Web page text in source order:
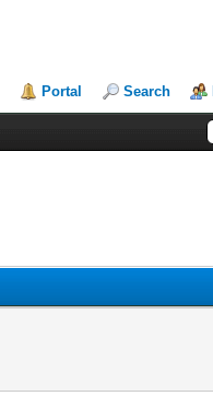
Portal Search